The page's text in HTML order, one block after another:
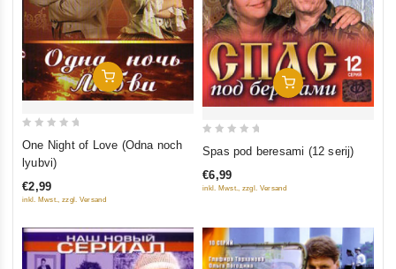
In Den Warenkorb
5
One Night of Love (Odna noch
lyubvi)
€2,99
inkl. Mwst., zzgl. Versand
In Den Warenkorb
out
of
Spas pod beresami (12 serij)
€6,99
inkl. Mwst., zzgl. Versand